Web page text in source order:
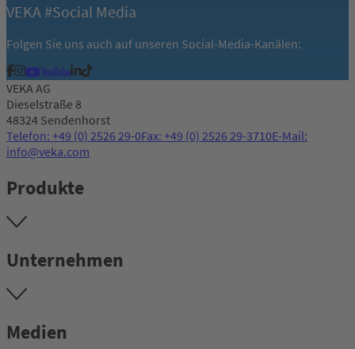
VEKA #Social Media
Folgen Sie uns auch auf unseren Social-Media-Kanälen:
VEKA AG
Dieselstraße 8
48324 Sendenhorst
Telefon: +49 (0) 2526 29-0Fax: +49 (0) 2526 29-3710E-Mail:
info@veka.com
Produkte
Unternehmen
Medien